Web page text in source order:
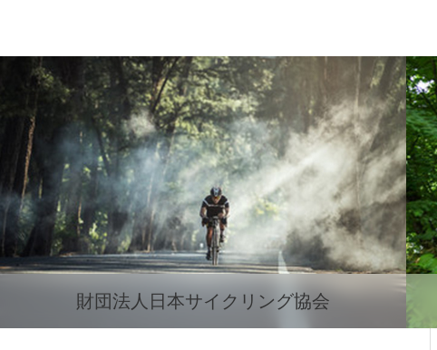
財団法人日本サイクリング協会